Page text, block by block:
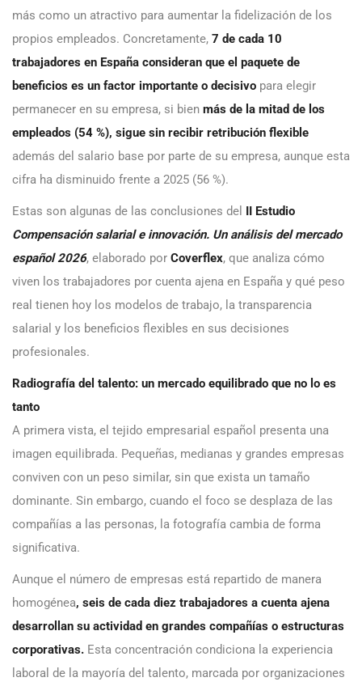
más como un atractivo para aumentar la fidelización de los
propios empleados. Concretamente, 7 de cada 10
trabajadores en España consideran que el paquete de
beneficios es un factor importante o decisivo para elegir
permanecer en su empresa, si bien más de la mitad de los
empleados (54 %), sigue sin recibir retribución flexible
además del salario base por parte de su empresa, aunque esta
cifra ha disminuido frente a 2025 (56 %).
Estas son algunas de las conclusiones del II Estudio
Compensación salarial e innovación. Un análisis del mercado
español 2026, elaborado por Coverflex, que analiza cómo
viven los trabajadores por cuenta ajena en España y qué peso
real tienen hoy los modelos de trabajo, la transparencia
salarial y los beneficios flexibles en sus decisiones
profesionales.
Radiografía del talento: un mercado equilibrado que no lo es
tanto
A primera vista, el tejido empresarial español presenta una
imagen equilibrada. Pequeñas, medianas y grandes empresas
conviven con un peso similar, sin que exista un tamaño
dominante. Sin embargo, cuando el foco se desplaza de las
compañías a las personas, la fotografía cambia de forma
significativa.
Aunque el número de empresas está repartido de manera
homogénea, seis de cada diez trabajadores a cuenta ajena
desarrollan su actividad en grandes compañías o estructuras
corporativas. Esta concentración condiciona la experiencia
laboral de la mayoría del talento, marcada por organizaciones